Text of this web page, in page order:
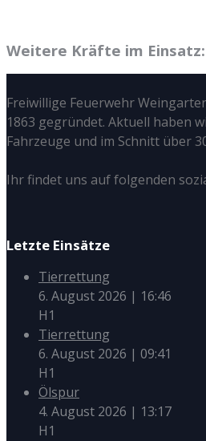
Weitere Kräfte im Einsatz:
Freiwillige Feuerwehr
1863 gegründet. Aktuell haben
Fahrzeuge und im Schnitt über
Ihr findet uns auf folgenden
Letzte Einsätze
Tierrettung
6. August 2026 | 16:46
H1
Tierrettung
6. August 2026 | 09:41
H1
Ölspur
4. August 2026 | 13:17
H1